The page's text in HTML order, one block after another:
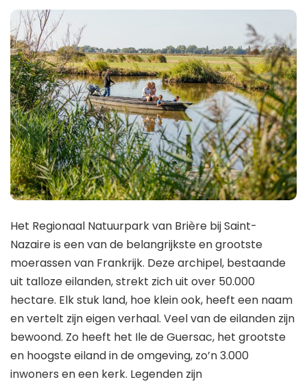
Het Regionaal Natuurpark van Brière bij Saint-
Nazaire is een van de belangrijkste en grootste
moerassen van Frankrijk. Deze archipel, bestaande
uit talloze eilanden, strekt zich uit over 50.000
hectare. Elk stuk land, hoe klein ook, heeft een naam
en vertelt zijn eigen verhaal. Veel van de eilanden zijn
bewoond. Zo heeft het Ile de Guersac, het grootste
en hoogste eiland in de omgeving, zo’n 3.000
inwoners en een kerk. Legenden zijn